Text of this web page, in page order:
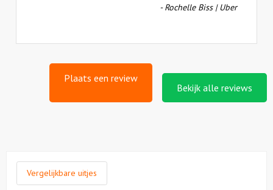
een
- Rochelle Biss | Uber
Plaats een review
Bekijk alle reviews
Vergelijkbare uitjes